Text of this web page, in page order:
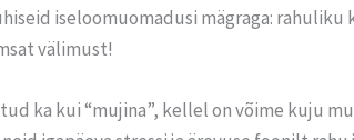
iseloomuomadusi mägraga: rahuliku
välimust!
ka kui “mujina”, kellel on võime kuju